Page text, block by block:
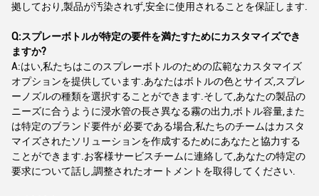
拠しており,製品が汚染されず,安全に使用されることを保証します.
Q:スプレーボトルが特定の要件を満たすためにカスタマイズでき
ますか?
A:はい,私たちはこのスプレーボトルのための広範なカスタマイズ
オプションを提供しています.あなたはボトルの色とサイズ,スプレ
ーノズルの種類を選択することができます.そして,あなたの製品の
ニーズに合うように浸水管の長さ異なる霧の出力,ボトル容量,また
は特定のブランド要件が 必要である場合,私たちのチームはカスタ
マイズされたソリューションを作成するためにあなたと協力する
ことができます.お客様サービスチームに連絡して,あなたの特定の
要求について話し,調整されたオートメントを取得してください.